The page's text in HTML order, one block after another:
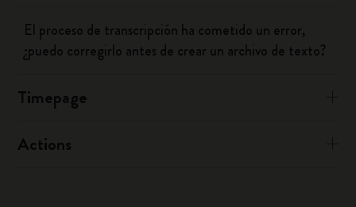
El proceso de transcripción ha cometido un error,
¿puedo corregirlo antes de crear un archivo de texto?
Timepage
Actions